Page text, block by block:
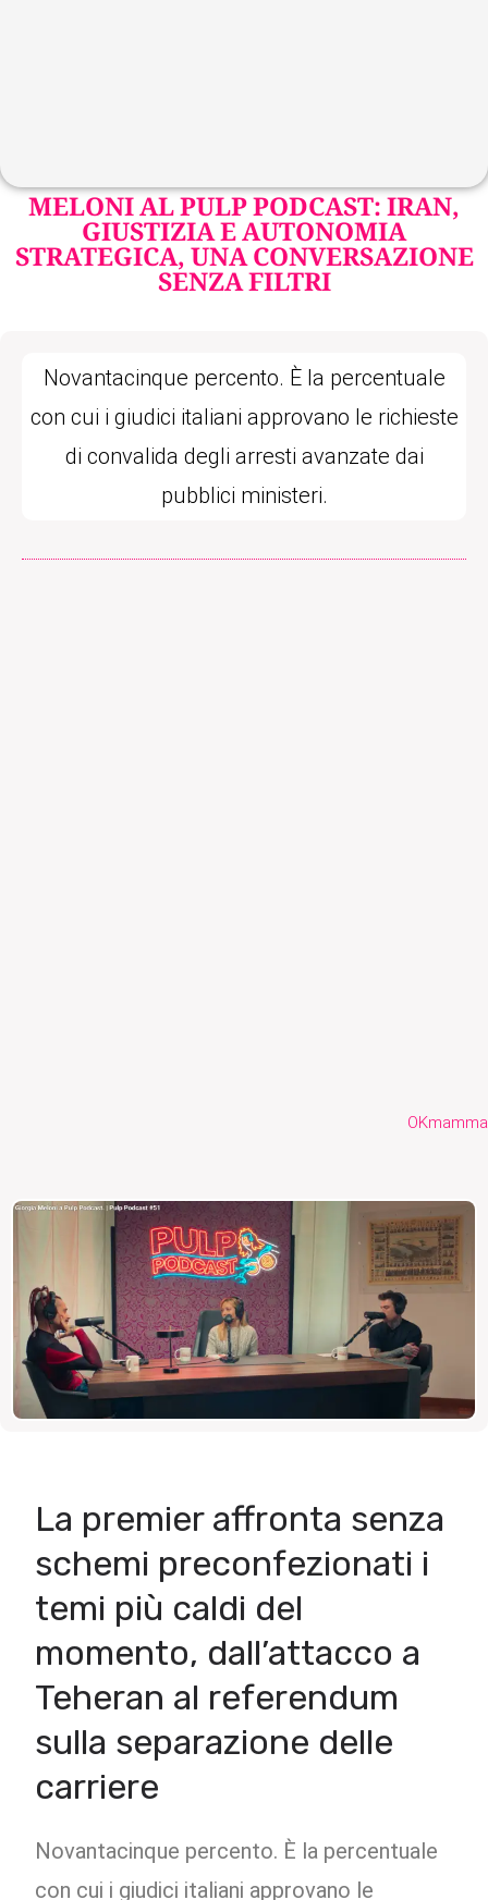
MELONI AL PULP PODCAST: IRAN,
GIUSTIZIA E AUTONOMIA
STRATEGICA, UNA CONVERSAZIONE
SENZA FILTRI
Novantacinque percento. È la percentuale
con cui i giudici italiani approvano le richieste
di convalida degli arresti avanzate dai
pubblici ministeri.
OKmamma
La premier affronta senza
schemi preconfezionati i
temi più caldi del
momento, dall’attacco a
Teheran al referendum
sulla separazione delle
carriere
Novantacinque percento. È la percentuale
con cui i giudici italiani approvano le